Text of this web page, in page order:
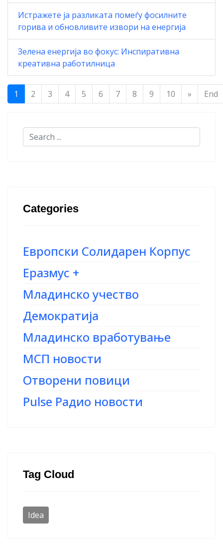
Истражете ја разликата помеѓу фосилните
горива и обновливите извори на енергија
Зелена енергија во фокус: Инспиративна
креативна работилница
1 2 3 4 5 6 7 8 9 10 » End
Categories
Европски Солидарен Корпус
Еразмус +
Младинско учество
Демократија
Младинско вработување
МСП новости
Отворени повици
Pulse Радио новости
Tag Cloud
Idea